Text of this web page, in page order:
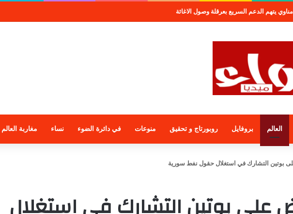
يتهم الدعم السريع بعرقلة وصول الاغاثة
العالم بروفايل روبورتاج و تحقيق منوعات في دائرة الضوء نساء مغاربة العالم
بوتين التشارك في استغلال حقول نفط سورية